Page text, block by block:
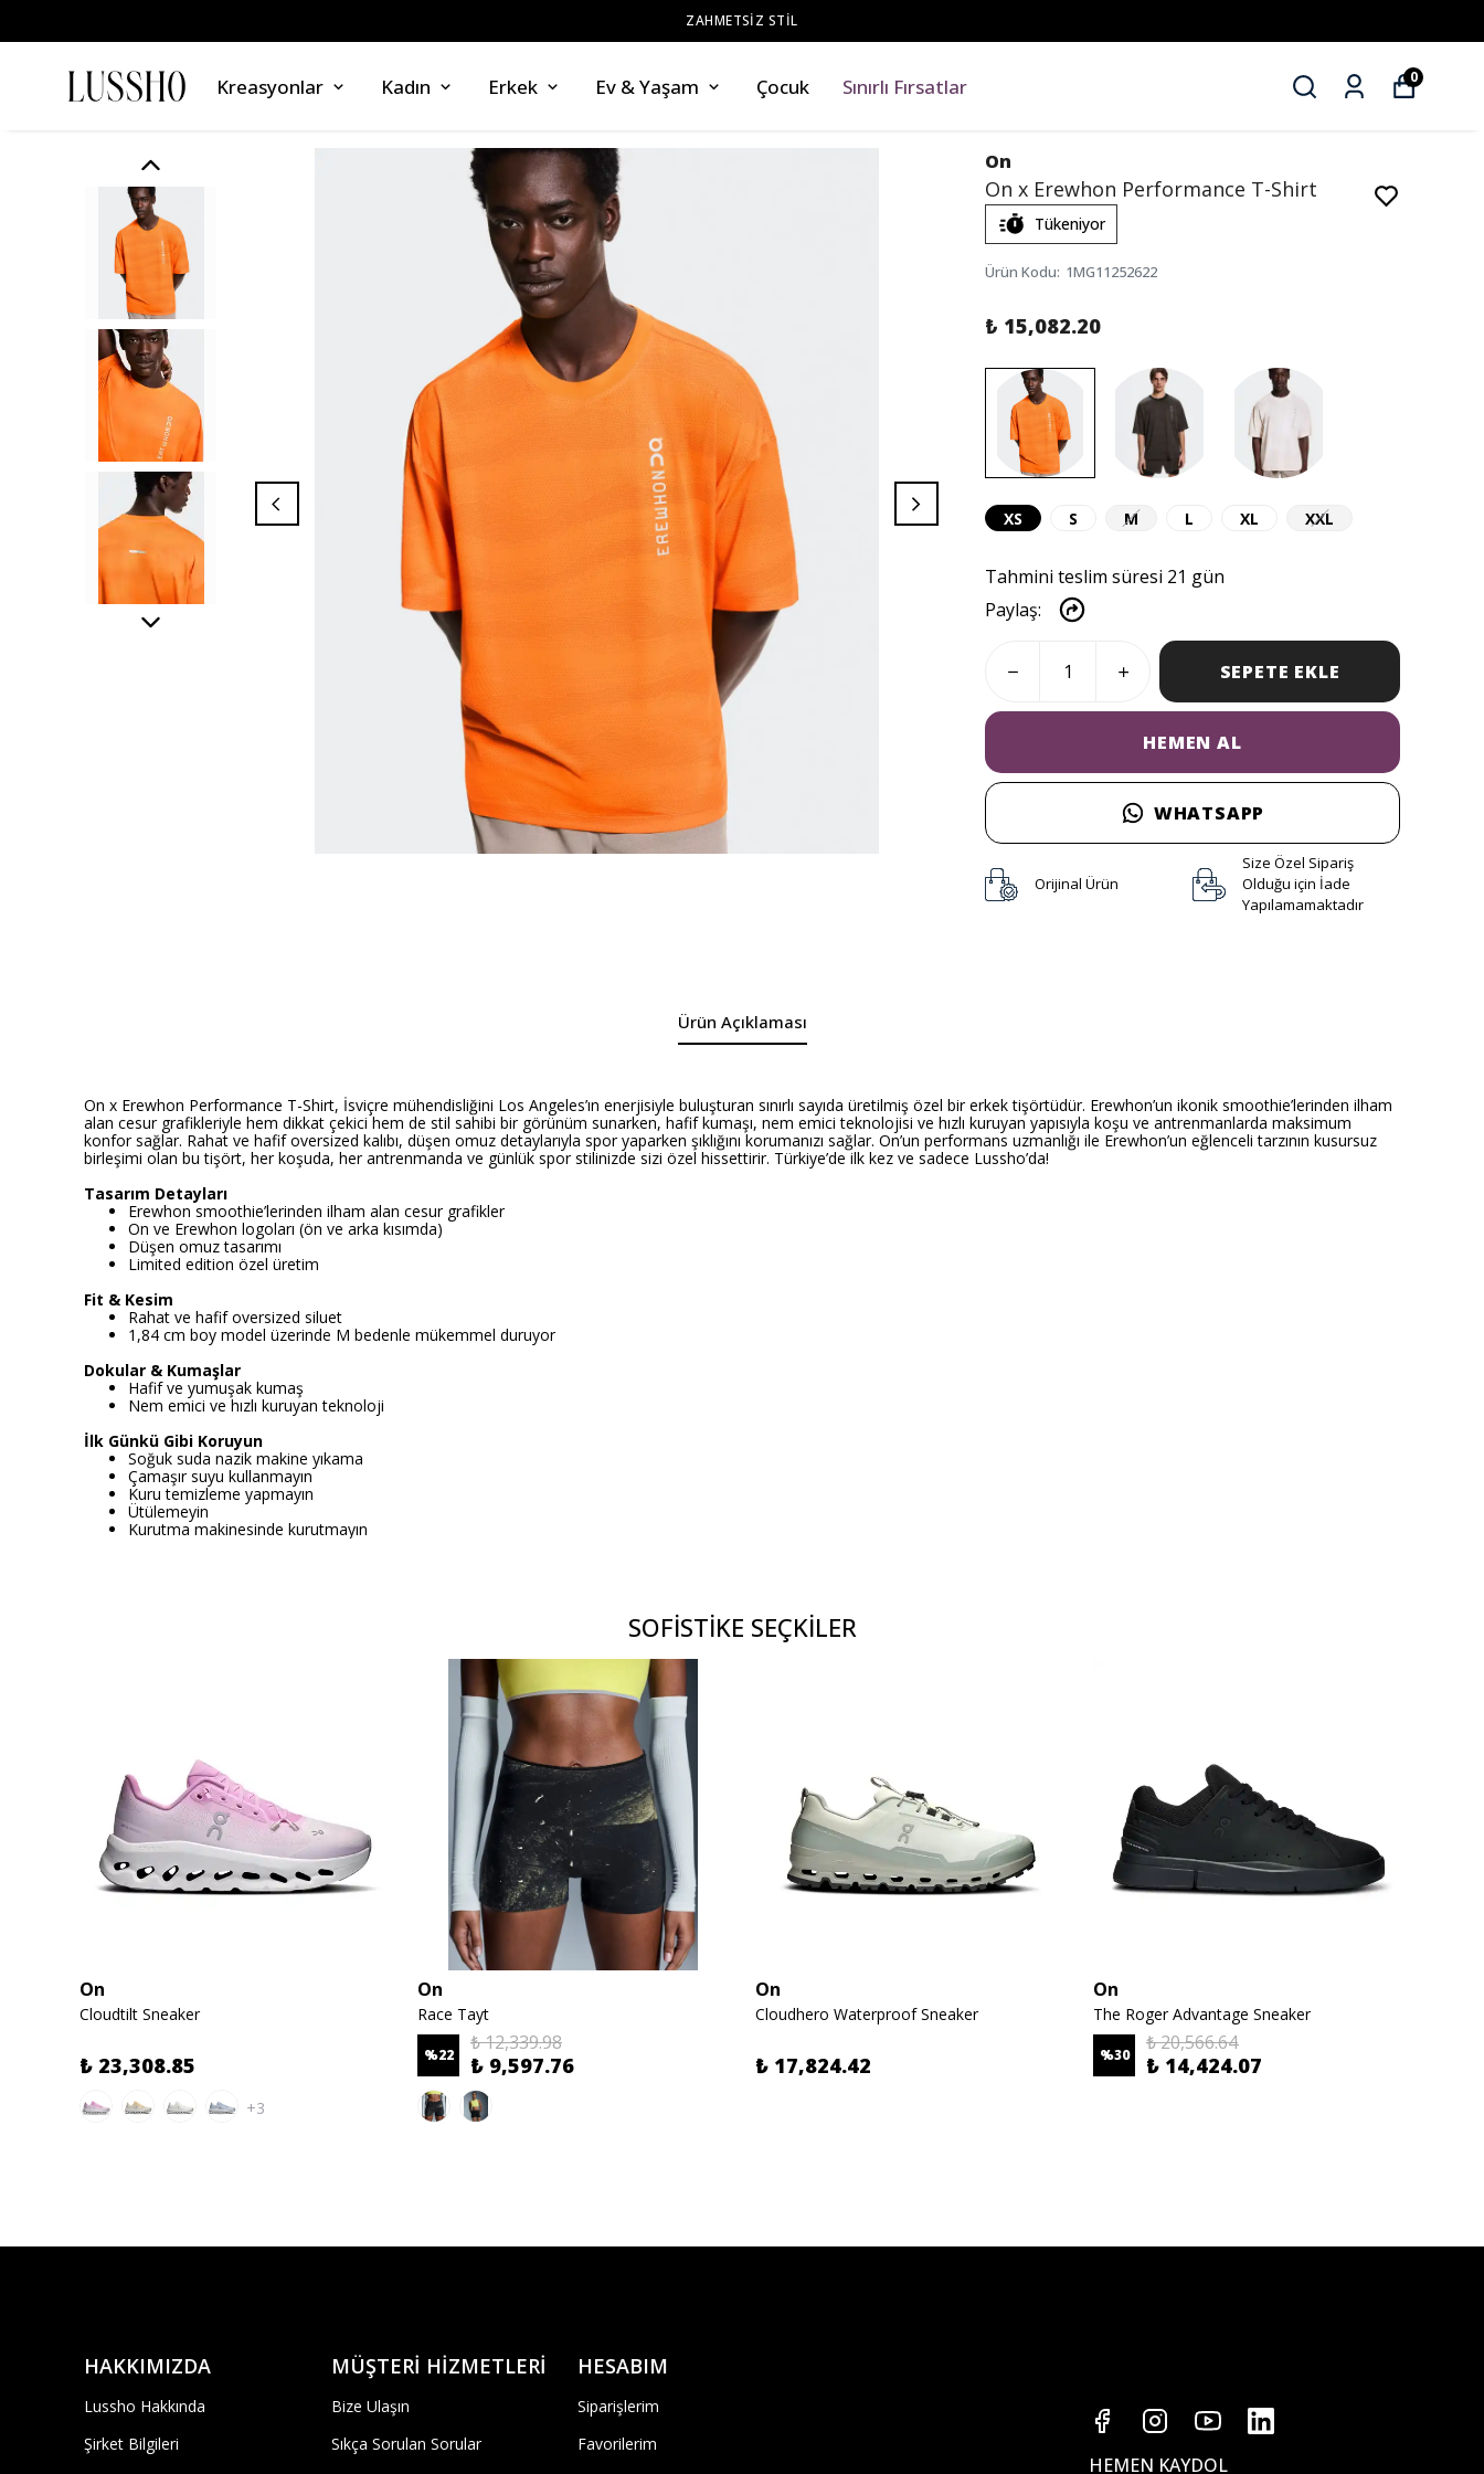
ZAHMETSİZ STİL
Kreasyonlar Kadın Erkek Ev & Yaşam Çocuk Sınırlı Fırsatlar 0
On
On x Erewhon Performance T-Shirt
Tükeniyor
Ürün Kodu: 1MG11252622
₺ 15,082.20
XS S M L XL XXL
Tahmini teslim süresi 21 gün
Paylaş:
SEPETE EKLE
HEMEN AL
WHATSAPP
Orijinal Ürün
Size Özel Sipariş
Olduğu için İade
Yapılamamaktadır
Ürün Açıklaması
On x Erewhon Performance T-Shirt, İsviçre mühendisliğini Los Angeles’ın enerjisiyle buluşturan sınırlı sayıda üretilmiş özel bir erkek tişörtüdür. Erewhon’un ikonik smoothie’lerinden ilham
alan cesur grafikleriyle hem dikkat çekici hem de stil sahibi bir görünüm sunarken, hafif kumaşı, nem emici teknolojisi ve hızlı kuruyan yapısıyla koşu ve antrenmanlarda maksimum
konfor sağlar. Rahat ve hafif oversized kalıbı, düşen omuz detaylarıyla spor yaparken şıklığını korumanızı sağlar. On’un performans uzmanlığı ile Erewhon’un eğlenceli tarzının kusursuz
birleşimi olan bu tişört, her koşuda, her antrenmanda ve günlük spor stilinizde sizi özel hissettirir. Türkiye’de ilk kez ve sadece Lussho’da!
Tasarım Detayları
Erewhon smoothie’lerinden ilham alan cesur grafikler
On ve Erewhon logoları (ön ve arka kısımda)
Düşen omuz tasarımı
Limited edition özel üretim
Fit & Kesim
Rahat ve hafif oversized siluet
1,84 cm boy model üzerinde M bedenle mükemmel duruyor
Dokular & Kumaşlar
Hafif ve yumuşak kumaş
Nem emici ve hızlı kuruyan teknoloji
İlk Günkü Gibi Koruyun
Soğuk suda nazik makine yıkama
Çamaşır suyu kullanmayın
Kuru temizleme yapmayın
Ütülemeyin
Kurutma makinesinde kurutmayın
SOFİSTİKE SEÇKİLER
On
Cloudtilt Sneaker
₺ 23,308.85
+3
On
Race Tayt
%22
₺ 12,339.98
₺ 9,597.76
On
Cloudhero Waterproof Sneaker
₺ 17,824.42
On
The Roger Advantage Sneaker
%30
₺ 20,566.64
₺ 14,424.07
HAKKIMIZDA
Lussho Hakkında
Şirket Bilgileri
MÜŞTERİ HİZMETLERİ
Bize Ulaşın
Sıkça Sorulan Sorular
HESABIM
Siparişlerim
Favorilerim
HEMEN KAYDOL